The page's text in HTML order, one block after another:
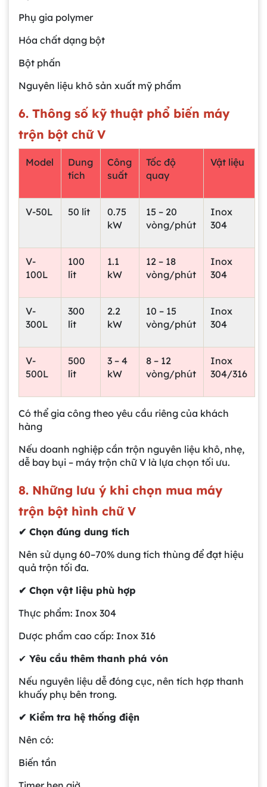
Phụ gia polymer
Hóa chất dạng bột
Bột phấn
Nguyên liệu khô sản xuất mỹ phẩm
6. Thông số kỹ thuật phổ biến máy
trộn bột chữ V
Model
Dung
tích
Công
suất
Tốc độ
quay
Vật liệu
V-50L 50 lít
0.75
kW
15 – 20
vòng/phút
Inox
304
V-
100L
100
lít
1.1
kW
12 – 18
vòng/phút
Inox
304
V-
300L
300
lít
2.2
kW
10 – 15
vòng/phút
Inox
304
V-
500L
500
lít
3 – 4
kW
8 – 12
vòng/phút
Inox
304/316
Có thể gia công theo yêu cầu riêng của khách
hàng
Nếu doanh nghiệp cần trộn nguyên liệu khô, nhẹ,
dễ bay bụi – máy trộn chữ V là lựa chọn tối ưu.
8. Những lưu ý khi chọn mua máy
trộn bột hình chữ V
✔ Chọn đúng dung tích
Nên sử dụng 60–70% dung tích thùng để đạt hiệu
quả trộn tối đa.
✔ Chọn vật liệu phù hợp
Thực phẩm: Inox 304
Dược phẩm cao cấp: Inox 316
✔ Yêu cầu thêm thanh phá vón
Nếu nguyên liệu dễ đóng cục, nên tích hợp thanh
khuấy phụ bên trong.
✔ Kiểm tra hệ thống điện
Nên có:
Biến tần